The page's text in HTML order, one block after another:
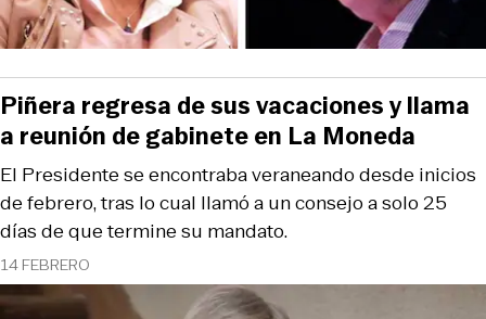
14 FEBRERO
El Presidente se encontraba veraneando desde inicios
de febrero, tras lo cual llamó a un consejo a solo 25
días de que termine su mandato.
Piñera regresa de sus vacaciones y llama
a reunión de gabinete en La Moneda